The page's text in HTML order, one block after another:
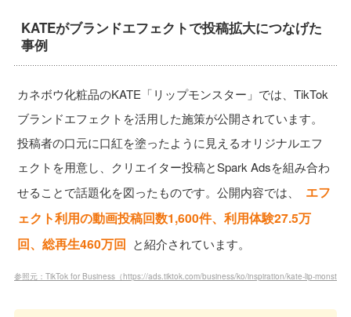
KATEがブランドエフェクトで投稿拡大につなげた
事例
カネボウ化粧品のKATE「リップモンスター」では、TikTok
ブランドエフェクトを活用した施策が公開されています。
投稿者の口元に口紅を塗ったように見えるオリジナルエフ
ェクトを用意し、クリエイター投稿とSpark Adsを組み合わ
せることで話題化を図ったものです。公開内容では、
エフ
ェクト利用の動画投稿回数1,600件、利用体験27.5万
回、総再生460万回 と紹介されています。
参照元：TikTok for Business（https://ads.tiktok.com/business/ko/inspiration/kate-lip-monster）